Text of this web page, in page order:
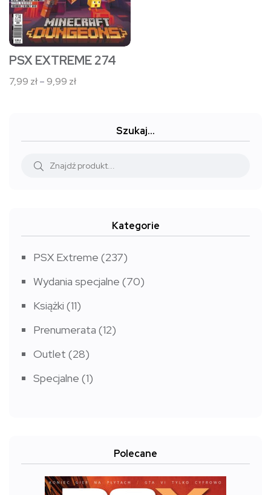
wybrać
na
stronie
PSX EXTREME 274
7,99 zł–9,99 złZakres
do
Szukaj…
Kategorie
PSX Extreme (237)
Wydania specjalne (70)
Książki (11)
Prenumerata (12)
Outlet (28)
Specjalne (1)
Polecane